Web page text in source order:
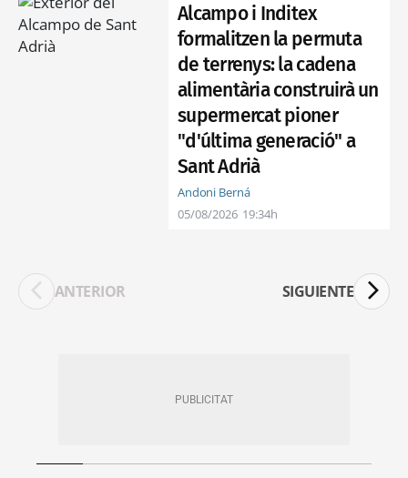
Alcampo i Inditex
formalitzen la permuta
de terrenys: la cadena
alimentària construirà un
supermercat pioner
"d'última generació" a
Sant Adrià
Andoni Berná
05/08/2026 19:34h
ANTERIOR SIGUIENTE